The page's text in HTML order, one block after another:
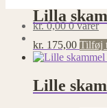
kr.0,00 0 varer
Lilla
kr. 175,00 Tilføj
Lille